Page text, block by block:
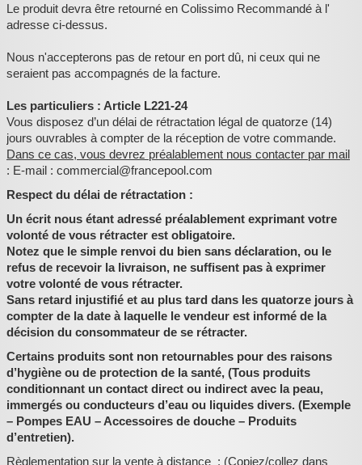
Le produit devra être retourné en Colissimo Recommandé à l'
adresse ci-dessus.
Nous n'accepterons pas de retour en port dû, ni ceux qui ne
seraient pas accompagnés de la facture.
Les particuliers : Article L221-24
Vous disposez d’un délai de rétractation légal de quatorze (14)
jours ouvrables à compter de la réception de votre commande.
Dans ce cas, vous devrez préalablement nous contacter par mail
: E-mail : commercial@francepool.com
Respect du délai de rétractation :
Un écrit nous étant adressé préalablement exprimant votre
volonté de vous rétracter est obligatoire.
Notez que le simple renvoi du bien sans déclaration, ou le
refus de recevoir la livraison, ne suffisent pas à exprimer
votre volonté de vous rétracter.
Sans retard injustifié et au plus tard dans les quatorze jours à
compter de la date à laquelle le vendeur est informé de la
décision du consommateur de se rétracter.
Certains produits sont non retournables pour des raisons
d’hygiène ou de protection de la santé, (Tous produits
conditionnant un contact direct ou indirect avec la peau,
immergés ou conducteurs d’eau ou liquides divers. (Exemple
– Pompes EAU – Accessoires de douche – Produits
d’entretien).
Règlementation sur la vente à distance : (Copiez/collez dans